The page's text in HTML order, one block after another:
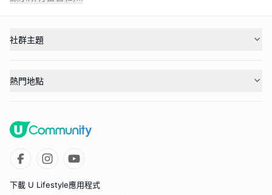
社群主題
熱門地點
下載 U Lifestyle應用程式